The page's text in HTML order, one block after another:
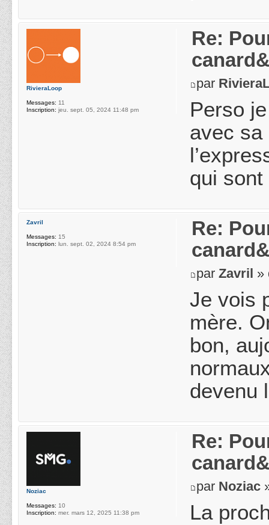
Re:
par
Perso
avec sa
qui
RivieraLoop
Messages: 11
Inscription: jeu. sept. 05, 2024 11:48 pm
Re:
parZavril »
Je vois
mère.
bon,
devenu
Zavril
Messages: 15
Inscription: lun. sept. 02, 2024 8:54 pm
Re:
par Noziac
La
Noziac
Messages: 10
Inscription: mer. mars 12, 2025 11:38 pm